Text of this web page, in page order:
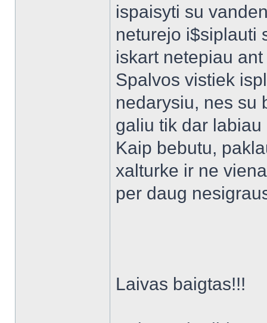
ispaisyti su
neturejo i$siplauti
iskart netepiau
Spalvos vistiek
nedarysiu, nes su
galiu tik dar
Kaip bebutu,
xalturke ir ne
per daug
Laivas baigtas!!!